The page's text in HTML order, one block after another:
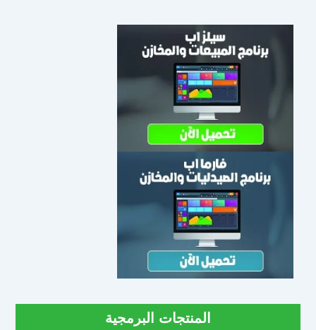
المنتجات البرمجية